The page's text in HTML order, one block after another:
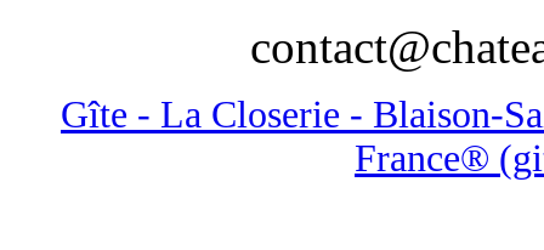
Gîte - La Closerie - Blaison-
France®